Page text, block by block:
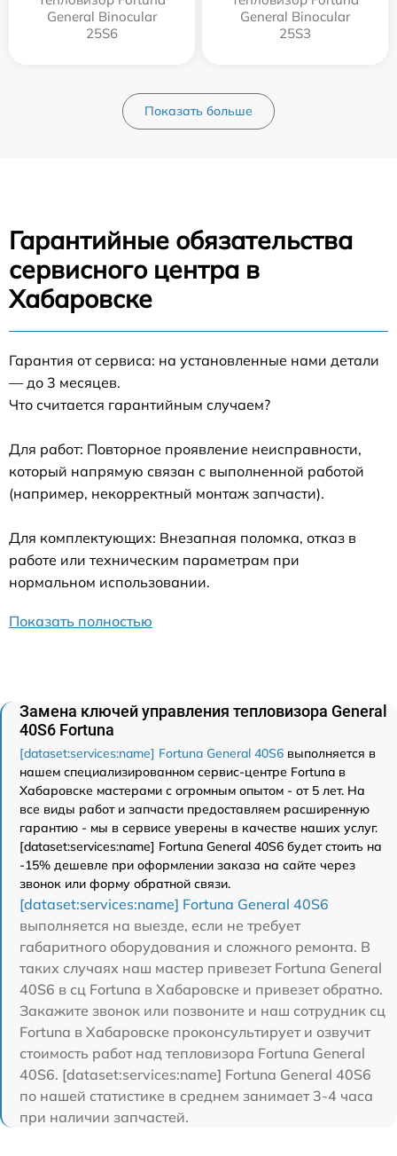
General Binocular
25S6
General Binocular
25S3
Показать больше
Гарантийные обязательства
сервисного центра в
Хабаровске
Гарантия от сервиса: на установленные нами детали
— до 3 месяцев.
Что считается гарантийным случаем?
Для работ: Повторное проявление неисправности,
который напрямую связан с выполненной работой
(например, некорректный монтаж запчасти).
Для комплектующих: Внезапная поломка, отказ в
работе или техническим параметрам при
нормальном использовании.
Показать полностью
Замена ключей управления тепловизора General
40S6 Fortuna
[dataset:services:name] Fortuna General 40S6 выполняется в
нашем специализированном сервис-центре Fortuna в
Хабаровске мастерами с огромным опытом - от 5 лет. На
все виды работ и запчасти предоставляем расширенную
гарантию - мы в сервисе уверены в качестве наших услуг.
[dataset:services:name] Fortuna General 40S6 будет стоить на
-15% дешевле при оформлении заказа на сайте через
звонок или форму обратной связи.
[dataset:services:name] Fortuna General 40S6
выполняется на выезде, если не требует
габаритного оборудования и сложного ремонта. В
таких случаях наш мастер привезет Fortuna General
40S6 в сц Fortuna в Хабаровске и привезет обратно.
Закажите звонок или позвоните и наш сотрудник сц
Fortuna в Хабаровске проконсультирует и озвучит
стоимость работ над тепловизора Fortuna General
40S6. [dataset:services:name] Fortuna General 40S6
по нашей статистике в среднем занимает 3-4 часа
при наличии запчастей.